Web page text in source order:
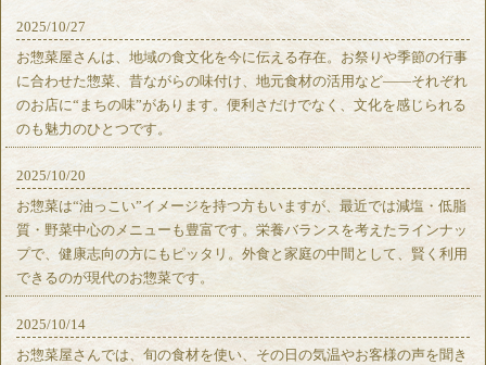
2025/10/27
お惣菜屋さんは、地域の食文化を今に伝える存在。お祭りや季節の行事
に合わせた惣菜、昔ながらの味付け、地元食材の活用など——それぞれ
のお店に“まちの味”があります。便利さだけでなく、文化を感じられる
のも魅力のひとつです。
2025/10/20
お惣菜は“油っこい”イメージを持つ方もいますが、最近では減塩・低脂
質・野菜中心のメニューも豊富です。栄養バランスを考えたラインナッ
プで、健康志向の方にもピッタリ。外食と家庭の中間として、賢く利用
できるのが現代のお惣菜です。
2025/10/14
お惣菜屋さんでは、旬の食材を使い、その日の気温やお客様の声を聞き